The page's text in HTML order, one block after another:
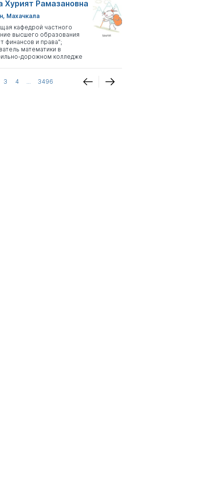
Хурият Рамазановна
Махачкала
кафедрой частного
высшего образования
финансов и права";
математики в
дорожном колледже
3 4 ... 3496